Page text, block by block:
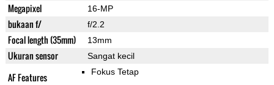
Megapixel 16-MP
bukaan f/ f/2.2
Focal length (35mm) 13mm
Ukuran sensor Sangat kecil
AF Features Fokus Tetap